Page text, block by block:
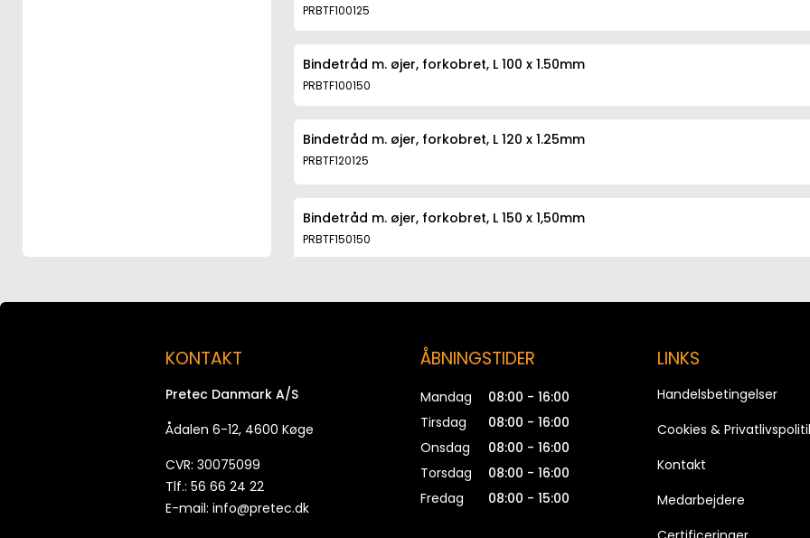
PRBTF100125
Bindetråd m. øjer, forkobret, L 100 x 1.50mm
PRBTF100150
Bindetråd m. øjer, forkobret, L 120 x 1.25mm
PRBTF120125
Bindetråd m. øjer, forkobret, L 150 x 1,50mm
PRBTF150150
Bindetråd m. øjer, forkobret, L 300 x 1.25mm
KONTAKT
Pretec Danmark A/S
Ådalen 6-12, 4600 Køge
CVR: 30075099
Tlf.: 56 66 24 22
E-mail: info@pretec.dk
ÅBNINGSTIDER
Mandag
08:00 - 16:00
Tirsdag
08:00 - 16:00
Onsdag
08:00 - 16:00
Torsdag
08:00 - 16:00
Fredag
08:00 - 15:00
LINKS
Handelsbetingelser
Cookies &
Kontakt
Medarbejdere